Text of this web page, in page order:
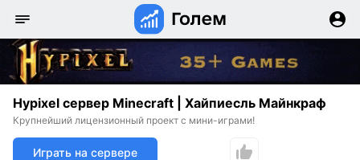
Hypixel сервер Minecraft | Хайпиесль Майнкраф
Крупнейший лицензионный проект с мини-играми!
Играть на сервере